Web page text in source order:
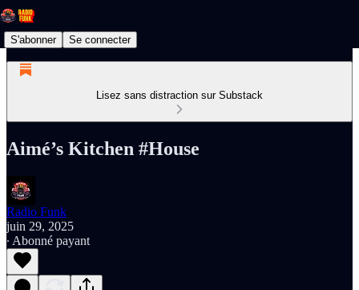
S'abonner Se connecter
Lisez sans distraction sur Substack
Aimé’s Kitchen #House
Radio Funk
juin 29, 2025
∙ Abonné payant